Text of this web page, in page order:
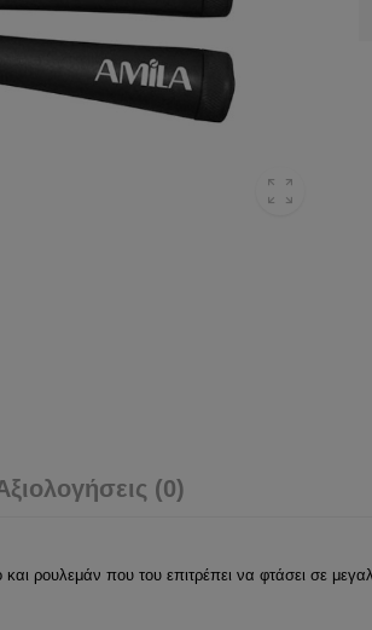
(0)
ρουλεμάν που του επιτρέπει να φτάσει σε